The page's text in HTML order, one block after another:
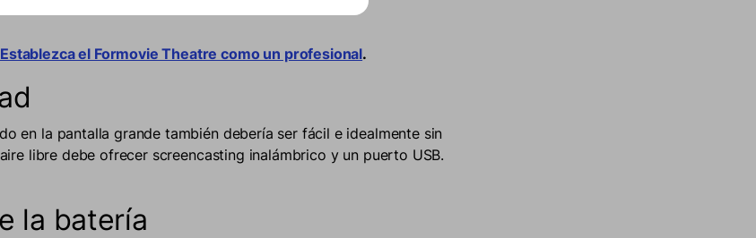
Establezca el Formovie Theatre como un profesional.
en la pantalla grande también debería ser fácil e idealmente sin
libre debe ofrecer screencasting inalámbrico y un puerto USB.
la batería